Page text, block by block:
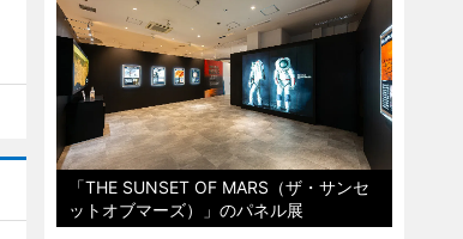
「THE SUNSET OF MARS（ザ・サンセ
ットオブマーズ）」のパネル展